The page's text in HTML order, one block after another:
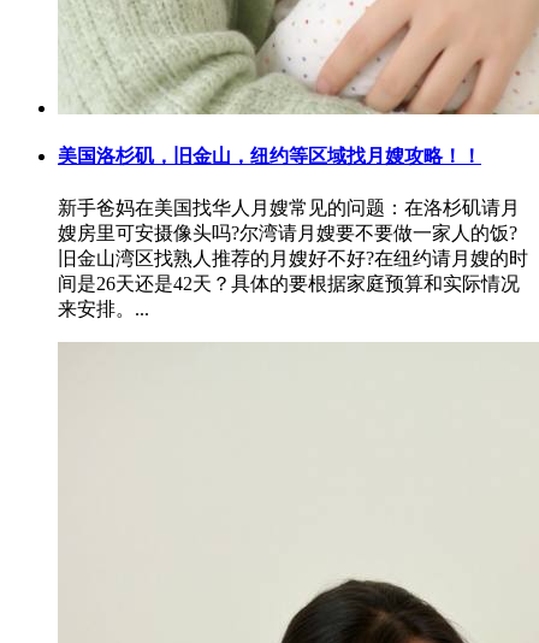
美国洛杉矶，旧金山，纽约等区域找月嫂攻略！！
新手爸妈在美国找华人月嫂常见的问题：在洛杉矶请月
嫂房里可安摄像头吗?尔湾请月嫂要不要做一家人的饭?
旧金山湾区找熟人推荐的月嫂好不好?在纽约请月嫂的时
间是26天还是42天？具体的要根据家庭预算和实际情况
来安排。...